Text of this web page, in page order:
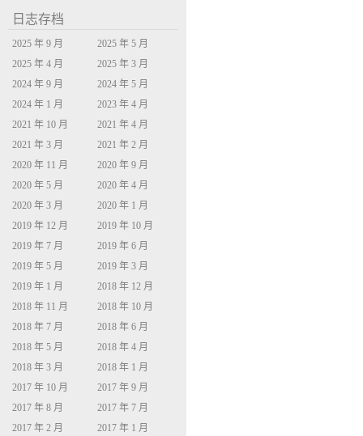
日志存档
2025 年 9 月
2025 年 5 月
2025 年 4 月
2025 年 3 月
2024 年 9 月
2024 年 5 月
2024 年 1 月
2023 年 4 月
2021 年 10 月
2021 年 4 月
2021 年 3 月
2021 年 2 月
2020 年 11 月
2020 年 9 月
2020 年 5 月
2020 年 4 月
2020 年 3 月
2020 年 1 月
2019 年 12 月
2019 年 10 月
2019 年 7 月
2019 年 6 月
2019 年 5 月
2019 年 3 月
2019 年 1 月
2018 年 12 月
2018 年 11 月
2018 年 10 月
2018 年 7 月
2018 年 6 月
2018 年 5 月
2018 年 4 月
2018 年 3 月
2018 年 1 月
2017 年 10 月
2017 年 9 月
2017 年 8 月
2017 年 7 月
2017 年 2 月
2017 年 1 月